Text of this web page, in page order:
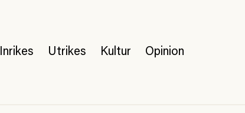
Inrikes Utrikes Kultur Opinion